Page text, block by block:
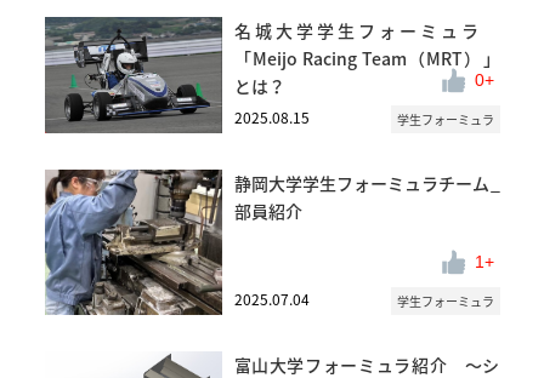
名城大学学生フォーミュラ
「Meijo Racing Team（MRT）」
とは？
2025.08.15 学生フォーミュラ
0
静岡大学学生フォーミュラチーム_
部員紹介
2025.07.04 学生フォーミュラ
1
富山大学フォーミュラ紹介 ～シ